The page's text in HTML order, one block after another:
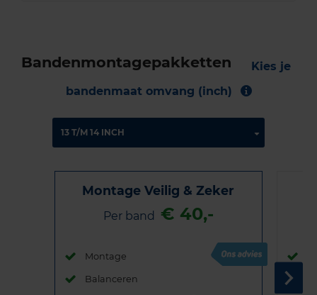
Bandenmontagepakketten
Kies je
bandenmaat omvang (inch)
Montage Veilig & Zeker
Per band € 40,-
Montage
Balanceren